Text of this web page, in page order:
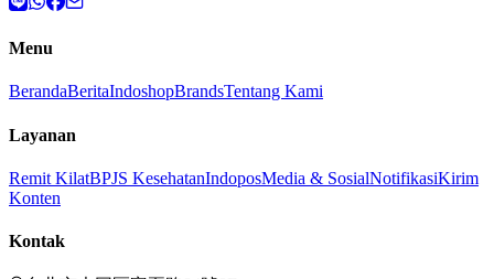
Menu
BerandaBeritaIndoshopBrandsTentang Kami
Layanan
Remit KilatBPJS KesehatanIndoposMedia & SosialNotifikasiKirim
Konten
Kontak